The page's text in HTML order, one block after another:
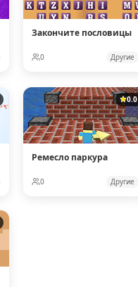
Закончите пословицы
0 Другие
0.0
Ремесло паркура
0 Другие